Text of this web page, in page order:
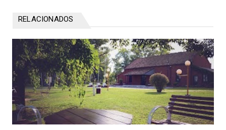
RELACIONADOS